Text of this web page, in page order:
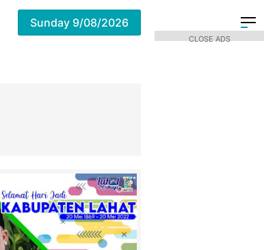
Sunday 9/08/2026
CLOSE ADS